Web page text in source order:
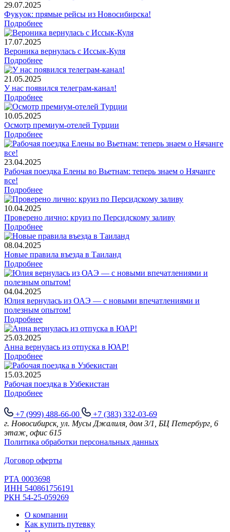
29.07.2025
Фукуок: прямые рейсы из Новосибирска!
Подробнее
17.07.2025
Вероника вернулась с Иссык-Куля
Подробнее
21.05.2025
У нас появился телеграм-канал!
Подробнее
10.05.2025
Осмотр премиум-отелей Турции
Подробнее
23.04.2025
Рабочая поездка Елены во Вьетнам: теперь знаем о Нячанге
все!
Подробнее
10.04.2025
Проверено лично: круиз по Персидскому заливу
Подробнее
08.04.2025
Новые правила въезда в Таиланд
Подробнее
04.04.2025
Юлия вернулась из ОАЭ — с новыми впечатлениями и
полезным опытом!
Подробнее
25.03.2025
Анна вернулась из отпуска в ЮАР!
Подробнее
15.03.2025
Рабочая поездка в Узбекистан
Подробнее
+7 (999) 488-66-00
+7 (383) 332-03-69
г. Новосибирск, ул. Мусы Джалиля, дом 3/1, БЦ Петербург, 6
этаж, офис 615
Политика обработки персональных данных
Договор оферты
РТА 0003698
ИНН 540861756191
РКН 54-25-059269
О компании
Как купить путевку